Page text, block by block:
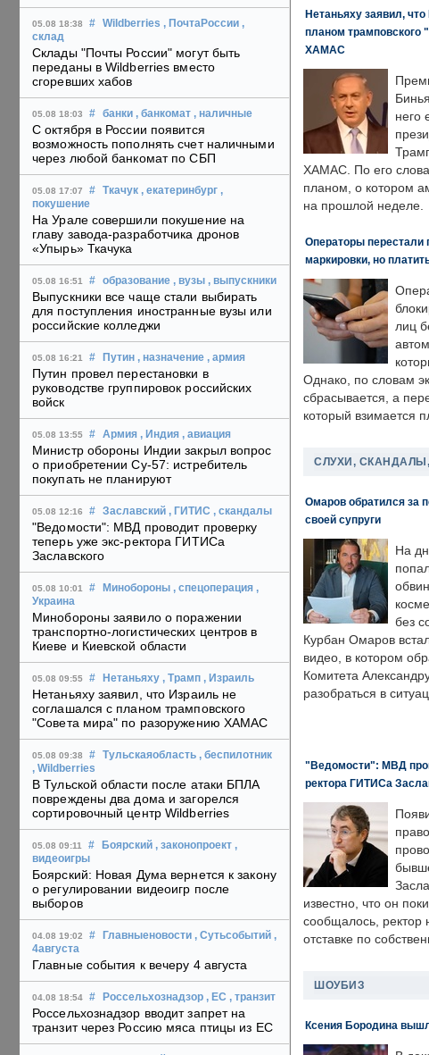
05.08 18:38 # Wildberries , ПочтаРоссии ,
склад
Склады "Почты России" могут быть
переданы в Wildberries вместо
сгоревших хабов
05.08 18:03 # банки , банкомат , наличные
С октября в России появится
возможность пополнять счет наличными
через любой банкомат по СБП
05.08 17:07 # Ткачук , екатеринбург ,
покушение
На Урале совершили покушение на
главу завода-разработчика дронов
«Упырь» Ткачука
05.08 16:51 # образование , вузы , выпускники
Выпускники все чаще стали выбирать
для поступления иностранные вузы или
российские колледжи
05.08 16:21 # Путин , назначение , армия
Путин провел перестановки в
руководстве группировок российских
войск
05.08 13:55 # Армия , Индия , авиация
Министр обороны Индии закрыл вопрос
о приобретении Су-57: истребитель
покупать не планируют
05.08 12:16 # Заславский , ГИТИС , скандалы
"Ведомости": МВД проводит проверку
теперь уже экс-ректора ГИТИСа
Заславского
05.08 10:01 # Минобороны , спецоперация ,
Украина
Минобороны заявило о поражении
транспортно-логистических центров в
Киеве и Киевской области
05.08 09:55 # Нетаньяху , Трамп , Израиль
Нетаньяху заявил, что Израиль не
соглашался с планом трамповского
"Совета мира" по разоружению ХАМАС
05.08 09:38 # Тульскаяобласть , беспилотник
, Wildberries
В Тульской области после атаки БПЛА
повреждены два дома и загорелся
сортировочный центр Wildberries
05.08 09:11 # Боярский , законопроект ,
видеоигры
Боярский: Новая Дума вернется к закону
о регулировании видеоигр после
выборов
04.08 19:02 # Главныеновости , Сутьсобытий ,
4августа
Главные события к вечеру 4 августа
04.08 18:54 # Россельхознадзор , ЕС , транзит
Россельхознадзор вводит запрет на
транзит через Россию мяса птицы из ЕС
Нетаньяху заявил,
планом трамповского
ХАМАС
него
ХАМАС. По его
планом, о котором
на прошлой неделе.
Операторы перестали
маркировки, но
лиц
Однако, по словам
сбрасывается, а
который взимается
СЛУХИ,
Омаров обратился за
своей супруги
На
без
Курбан Омаров
видео, в котором
Комитета
разобраться в
"Ведомости": МВД
ректора ГИТИСа
известно, что он
сообщалось, ректор
отставке по
ШОУБИЗ
Ксения Бородина